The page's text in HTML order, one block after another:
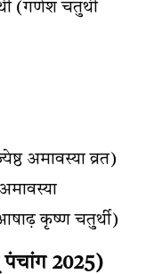
(गणेश चतुर्थी
अमावस्या व्रत)
कृष्ण चतुर्थी)
पंचांग 2025)